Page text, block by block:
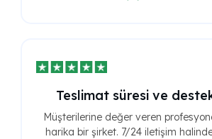
Teslimat süresi ve
Müşterilerine değer veren
harika bir şirket. 7/24 iletişim